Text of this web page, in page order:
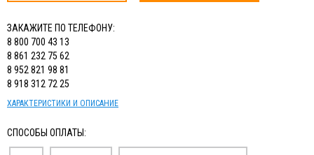
ЗАКАЖИТЕ ПО ТЕЛЕФОНУ:
8 800 700 43 13
8 861 232 75 62
8 952 821 98 81
8 918 312 72 25
ХАРАКТЕРИСТИКИ И ОПИСАНИЕ
СПОСОБЫ ОПЛАТЫ: